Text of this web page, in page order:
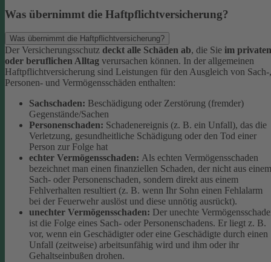
Was übernimmt die Haftpflichtversicherung?
Was übernimmt die Haftpflichtversicherung?
Der Versicherungsschutz deckt alle Schäden ab, die Sie im privaten
oder beruflichen Alltag verursachen können. In der allgemeinen
Haftpflichtversicherung sind Leistungen für den Ausgleich von Sach-,
Personen- und Vermögensschäden enthalten:
Sachschaden: Beschädigung oder Zerstörung (fremder)
Gegenstände/Sachen
Personenschaden: Schadenereignis (z. B. ein Unfall), das die
Verletzung, gesundheitliche Schädigung oder den Tod einer
Person zur Folge hat
echter Vermögensschaden: Als echten Vermögensschaden
bezeichnet man einen finanziellen Schaden, der nicht aus einem
Sach- oder Personenschaden, sondern direkt aus einem
Fehlverhalten resultiert (z. B. wenn Ihr Sohn einen Fehlalarm
bei der Feuerwehr auslöst und diese unnötig ausrückt).
unechter Vermögensschaden: Der unechte
ist die Folge eines Sach- oder Personenschadens. Er liegt z. B.
vor, wenn ein Geschädigter oder eine Geschädigte durch einen
Unfall (zeitweise) arbeitsunfähig wird und ihm oder ihr
Gehaltseinbußen drohen.